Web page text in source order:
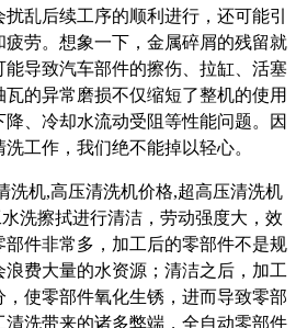
乱后续工序的顺利进行，还可能引
劳。想象一下，金属碎屑的残留就
导致汽车部件的擦伤、拉缸、活塞
的异常磨损不仅缩短了整机的使用
、冷却水流动受阻等性能问题。因
工作，我们绝不能掉以轻心。
水洗擦拭进行清洁，劳动强度大，效
件非常多，加工后的零部件不是规
浪费大量的水资源；清洁之后，加工
，使零部件氧化生锈，进而导致零部
洗带来的诸多弊端，全自动零部件